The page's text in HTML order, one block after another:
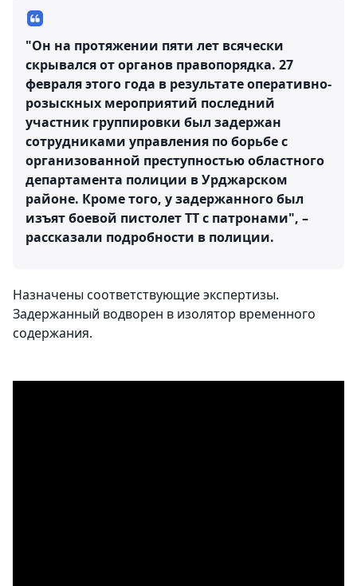
"Он на протяжении пяти лет всячески
скрывался от органов правопорядка. 27
февраля этого года в результате оперативно-
розыскных мероприятий последний
участник группировки был задержан
сотрудниками управления по борьбе с
организованной преступностью областного
департамента полиции в Урджарском
районе. Кроме того, у задержанного был
изъят боевой пистолет ТТ с патронами", –
рассказали подробности в полиции.
Назначены соответствующие экспертизы.
Задержанный водворен в изолятор временного
содержания.